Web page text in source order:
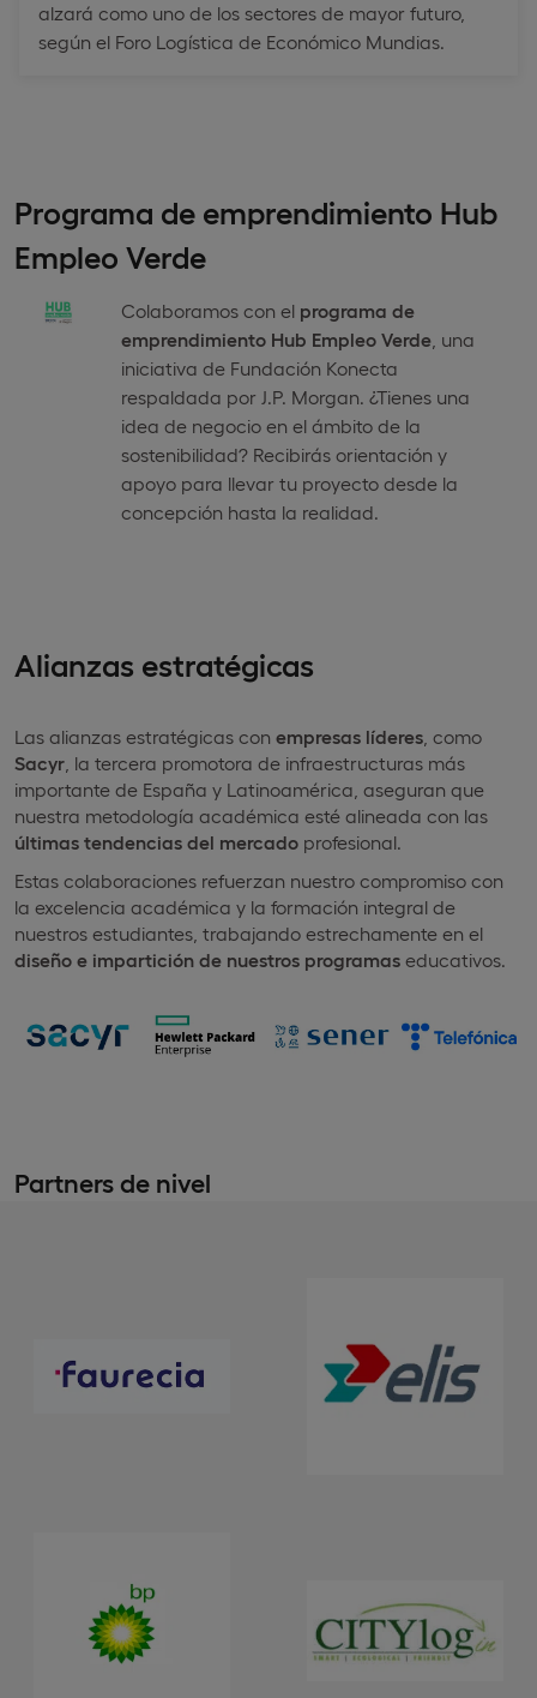
alzará como uno de los sectores de mayor futuro,
según el Foro Logística de Económico Mundias.
Programa de emprendimiento Hub
Empleo Verde
Colaboramos con el programa de
emprendimiento Hub Empleo Verde , una
iniciativa de Fundación Konecta
respaldada por J.P. Morgan. ¿Tienes una
idea de negocio en el ámbito de la
sostenibilidad? Recibirás orientación y
apoyo para llevar tu proyecto desde la
concepción hasta la realidad.
Alianzas estratégicas
Las alianzas estratégicas con empresas líderes , como
Sacyr , la tercera promotora de infraestructuras más
importante de España y Latinoamérica, aseguran que
nuestra metodología académica esté alineada con las
últimas tendencias del mercado profesional.
Estas colaboraciones refuerzan nuestro compromiso con
la excelencia académica y la formación integral de
nuestros estudiantes, trabajando estrechamente en el
diseño e impartición de nuestros programas educativos.
Partners de nivel